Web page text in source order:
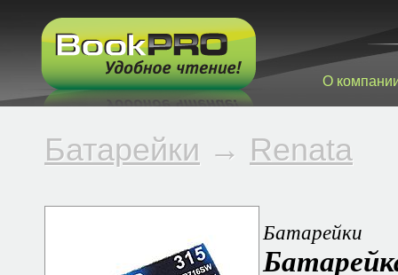
О
Батарейки → Renata
Батарейки